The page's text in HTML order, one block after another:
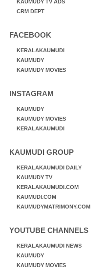
KAUMUDY TV ADS
CRM DEPT
FACEBOOK
KERALAKAUMUDI
KAUMUDY
KAUMUDY MOVIES
INSTAGRAM
KAUMUDY
KAUMUDY MOVIES
KERALAKAUMUDI
KAUMUDI GROUP
KERALAKAUMUDI DAILY
KAUMUDY TV
KERALAKAUMUDI.COM
KAUMUDI.COM
KAUMUDYMATRIMONY.COM
YOUTUBE CHANNELS
KERALAKAUMUDI NEWS
KAUMUDY
KAUMUDY MOVIES